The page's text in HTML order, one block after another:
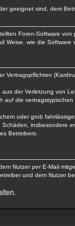
geeignet sind, dem
Foren-Software
wie die
der Verletzung von
die
oder grob
insbesondere
Betreibers.
Nutzer per E-Mail
und dem Nutzer